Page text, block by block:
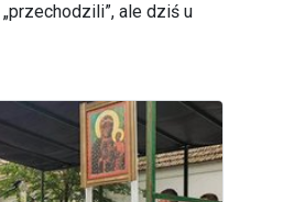
ale dziś u